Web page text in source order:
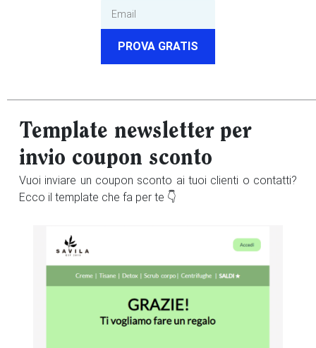
PROVA GRATIS
Template newsletter per
invio coupon sconto
Vuoi inviare un coupon sconto ai tuoi clienti o contatti?
Ecco il template che fa per te 👇